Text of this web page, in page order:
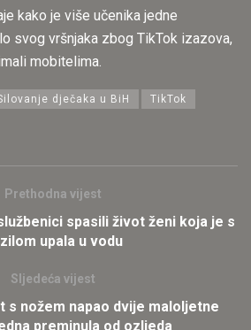
kako je više učenika jedne
svog vršnjaka zbog TikTok izazova,
mobitelima.
dječaka u BiH TikTok
Prethodna vijest
spasili život ženi koja je s
upala u vodu
Sljedeća vijest
s nožem napao dvije maloljetne
preminula od ozljeda